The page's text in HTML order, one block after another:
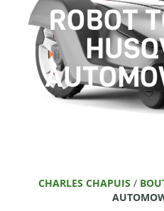
ROBOT
CHARLES CHAPUIS /